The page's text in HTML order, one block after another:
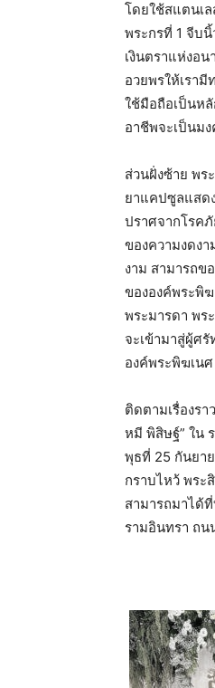
โดยใช้สแตนเ
พระกรที่ 1 จีบ
เงินตราแห่งอ
อวยพรให้เรา
ใช้มือถือเป็นห
อาชีพจะเป็นม
ส่วนฝั่งซ้าย พร
ยาแคปซูลแสด
ปราศจากโรค
ของความงดง
งาม สามารถข
ขององค์พระพิ
พระมารดา พร
จะเข้ามาสู่ผู้ศ
องค์พระพิฆเน
ติดตามเรื่องร
หมี พิสิษฐ์” ใน
พุธที่ 25 กันยา
กราบไหว้ พร
สามารถมาได้
รามอินทรา ถน